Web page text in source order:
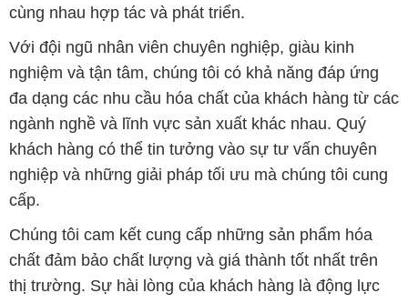
ngành nghề và lĩnh vực sản xuất khác nhau. Quý
khách hàng có thể tin tưởng vào sự tư vấn chuyên
nghiệp và những giải pháp tối ưu mà chúng tôi cung
cấp.
Chúng tôi cam kết cung cấp những sản phẩm hóa
chất đảm bảo chất lượng và giá thành tốt nhất trên
thị trường. Sự hài lòng của khách hàng là động lực
để chúng tôi không ngừng nâng cao chất lượng dịch
vụ và mở rộng danh mục sản phẩm để đáp ứng mọi
yêu cầu của khách hàng.
Để biết thêm thông tin chi tiết và được tư vấn, quý